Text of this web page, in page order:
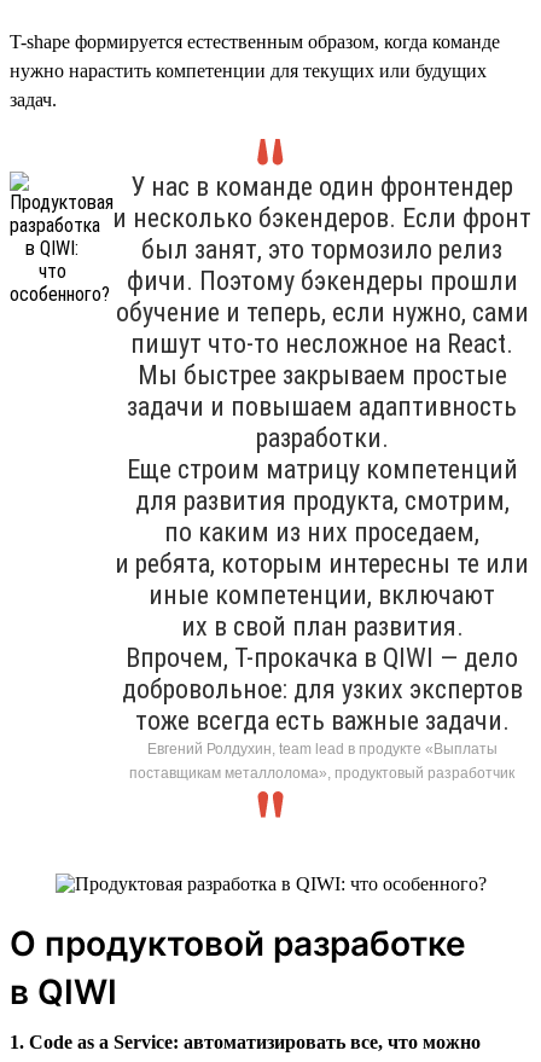
T-shape формируется естественным образом, когда команде
нужно нарастить компетенции для текущих или будущих
задач.
У нас в команде один фронтендер
и несколько бэкендеров. Если фронт
был занят, это тормозило релиз
фичи. Поэтому бэкендеры прошли
обучение и теперь, если нужно, сами
пишут что-то несложное на React.
Мы быстрее закрываем простые
задачи и повышаем адаптивность
разработки.
Еще строим матрицу компетенций
для развития продукта, смотрим,
по каким из них проседаем,
и ребята, которым интересны те или
иные компетенции, включают
их в свой план развития.
Впрочем, T-прокачка в QIWI — дело
добровольное: для узких экспертов
тоже всегда есть важные задачи.
Евгений Ролдухин, team lead в продукте «Выплаты
поставщикам металлолома», продуктовый разработчик
О продуктовой разработке
в QIWI
1. Code as a Service: автоматизировать все, что можно